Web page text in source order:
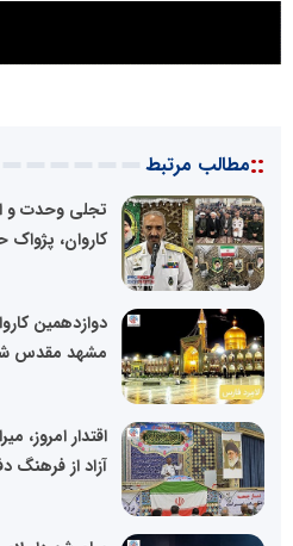
::مطالب مرتبط
تجلی وحدت و
کاروان،
دوازدهمین
مشهد مقدس
اقتدار امروز،
آزاد از